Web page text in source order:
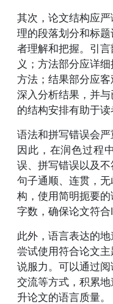
其次，论文结构应
理的段落划分和标
者理解和把握。引
义；方法部分应详
方法；结果部分应
深入分析结果，并
的结构安排有助于读
语法和拼写错误会严
因此，在润色过程
误、拼写错误以及
句子通顺、连贯，
构，使用简明扼要
字数，确保论文符合
此外，语言表达的地
尝试使用符合论文
说服力。可以通过
交流等方式，积累
升论文的语言质量。